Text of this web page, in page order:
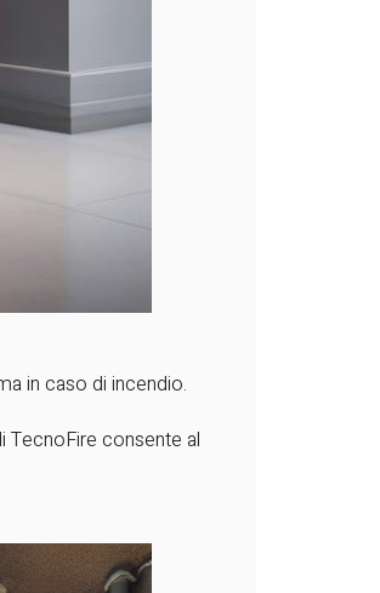
in caso di incendio.
TecnoFire consente al